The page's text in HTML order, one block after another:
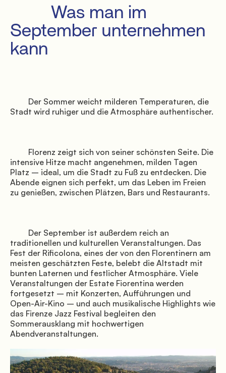
              Wegbeschreibung
© Mugello Verde
September unternehmen
kann
Stadt wird ruhiger und die Atmosphäre authentischer.
intensive Hitze macht angenehmen, milden Tagen
Platz – ideal, um die Stadt zu Fuß zu entdecken. Die
Abende eignen sich perfekt, um das Leben im Freien
zu genießen, zwischen Plätzen, Bars und Restaurants.
traditionellen und kulturellen Veranstaltungen. Das
Fest der Rificolona, eines der von den Florentinern am
meisten geschätzten Feste, belebt die Altstadt mit
bunten Laternen und festlicher Atmosphäre. Viele
Veranstaltungen der Estate Fiorentina werden
fortgesetzt – mit Konzerten, Aufführungen und
Open-Air-Kino – und auch musikalische Highlights wie
das Firenze Jazz Festival begleiten den
Sommerausklang mit hochwertigen
Abendveranstaltungen.